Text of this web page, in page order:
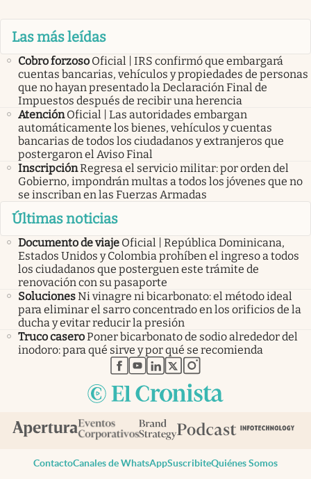
Las más leídas
Cobro forzoso Oficial | IRS confirmó que embargará
cuentas bancarias, vehículos y propiedades de personas
que no hayan presentado la Declaración Final de
Impuestos después de recibir una herencia
Atención Oficial | Las autoridades embargan
automáticamente los bienes, vehículos y cuentas
bancarias de todos los ciudadanos y extranjeros que
postergaron el Aviso Final
InscripciónRegresa el servicio militar: por orden del
Gobierno, impondrán multas a todos los jóvenes que no
se inscriban en las Fuerzas Armadas
Últimas noticias
Documento de viaje Oficial | República Dominicana,
Estados Unidos y Colombia prohíben el ingreso a todos
los ciudadanos que posterguen este trámite de
renovación con su pasaporte
SolucionesNi vinagre ni bicarbonato: el método ideal
para eliminar el sarro concentrado en los orificios de la
ducha y evitar reducir la presión
Truco caseroPoner bicarbonato de sodio alrededor del
inodoro: para qué sirve y por qué se recomienda
abre en nueva pestaña
abre en nueva pestaña
abre en nueva pestaña
abre en nueva pestaña
abre en nueva pestaña
ContactoCanales de WhatsAppSuscribiteQuiénes Somos